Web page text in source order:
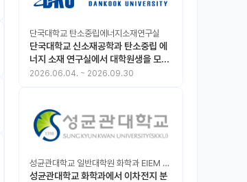
단국대학교 탄소중립에너지소재연구실
단국대학교 신소재공학과 탄소중립 에
너지 소재 연구실에서 대학원생을 모집
합니다.
2026.06.04. ~ 2026.09.30
성균관대학교 일반대학원 화학과 EIEM Lab
성균관대학교 화학과에서 이차전지 분